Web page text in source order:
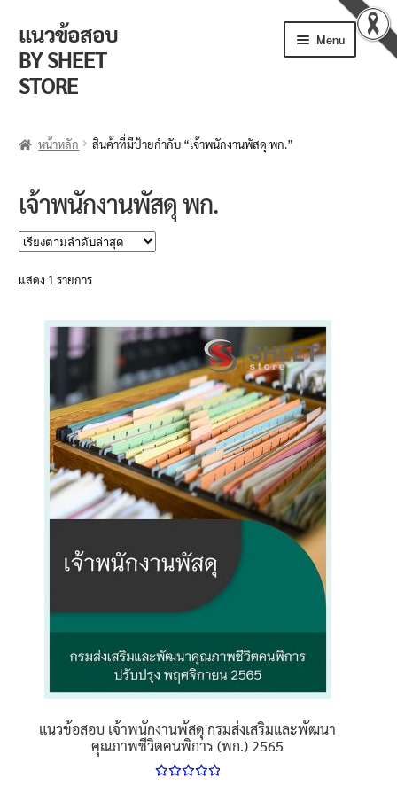
Skip
to
navigation
Skip
to
content
แนวข้อสอบ
BY SHEET
STORE
Menu
วิธีการสั่งซื้อ
แจ้งชำระเงิน
ติดตามพัสดุ
ข่าวเปิดสอบงานราชการ
นโยบายคืนสินค้าและการจัดส่ง​
คำถามที่พบบ่อย
หน้าหลัก สินค้าที่มีป้ายกำกับ “เจ้าพนักงานพัสดุ พก.”
เจ้าพนักงานพัสดุ พก.
แสดง 1 รายการ
แนวข้อสอบ เจ้าพนักงานพัสดุ กรมส่งเสริมและพัฒนา
คุณภาพชีวิตคนพิการ (พก.) 2565